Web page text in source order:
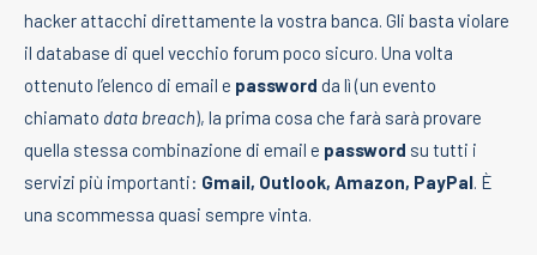
hacker attacchi direttamente la vostra banca. Gli basta violare
il database di quel vecchio forum poco sicuro. Una volta
ottenuto l’elenco di email e password da lì (un evento
chiamato data breach), la prima cosa che farà sarà provare
quella stessa combinazione di email e password su tutti i
servizi più importanti: Gmail, Outlook, Amazon, PayPal. È
una scommessa quasi sempre vinta.